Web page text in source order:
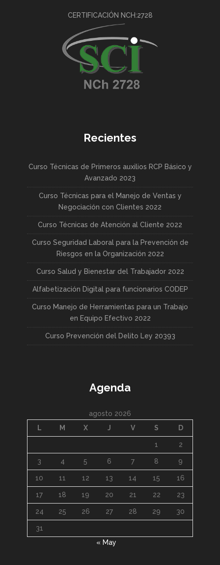
CERTIFICACIÓN NCH:2728
Recientes
Curso Técnicas de Primeros auxilios RCP Básico y
Avanzado 2023
Curso Técnicas para el Manejo de Ventas y
Negociación con Clientes 2022
Curso Técnicas de Atención al Cliente 2022
Curso Seguridad Laboral para la Prevención de
Riesgos en la Organización 2022
Curso Salud y Bienestar del Trabajador 2022
Alfabetización Digital para funcionarios CODEP
Curso Manejo de Herramientas para un Trabajo
en Equipo Efectivo 2022
Curso Prevención del Delito Ley 20393
Agenda
agosto 2026
L
M X J V S D
1 2
3 4 5 6 7 8 9
10 11 12 13 14 15 16
17 18 19 20 21 22 23
24 25 26 27 28 29 30
31
« May